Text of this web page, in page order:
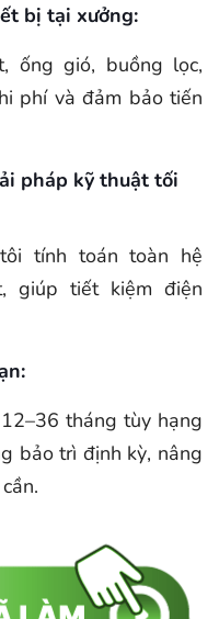
bị tại xưởng:
ống gió, buồng lọc,
phí và đảm bảo tiến
pháp kỹ thuật tối
tính toán toàn hệ
giúp tiết kiệm điện
tháng tùy hạng
bảo trì định kỳ, nâng